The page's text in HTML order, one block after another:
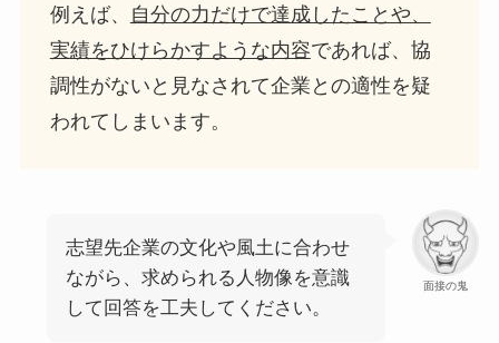
例えば、
自分の力だけで達成したことや、
実績をひけらかすような内容であれば、協
調性がないと見なされて企業との適性を疑
われてしまいます。
面接の鬼
志望先企業の文化や風土に合わせ
ながら、求められる人物像を意識
して回答を工夫してください。